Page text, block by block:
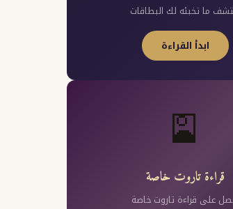
ما تخبئه لك البطاقات
ابدأ القراءة
🎴
قراءة تاروت خاصة
على قراءة تاروت خاصة